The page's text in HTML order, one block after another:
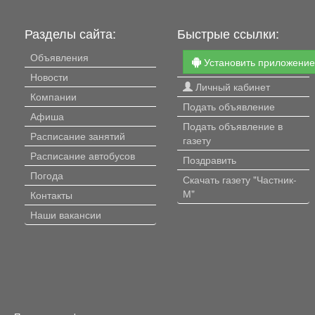
Разделы сайта:
Объявления
Новости
Компании
Афиша
Расписание занятий
Расписание автобусов
Погода
Контакты
Наши вакансии
Быстрые ссылки:
Установить приложение
Личный кабинет
Подать объявление
Подать объявление в
газету
Поздравить
Скачать газету "Частник-
М"